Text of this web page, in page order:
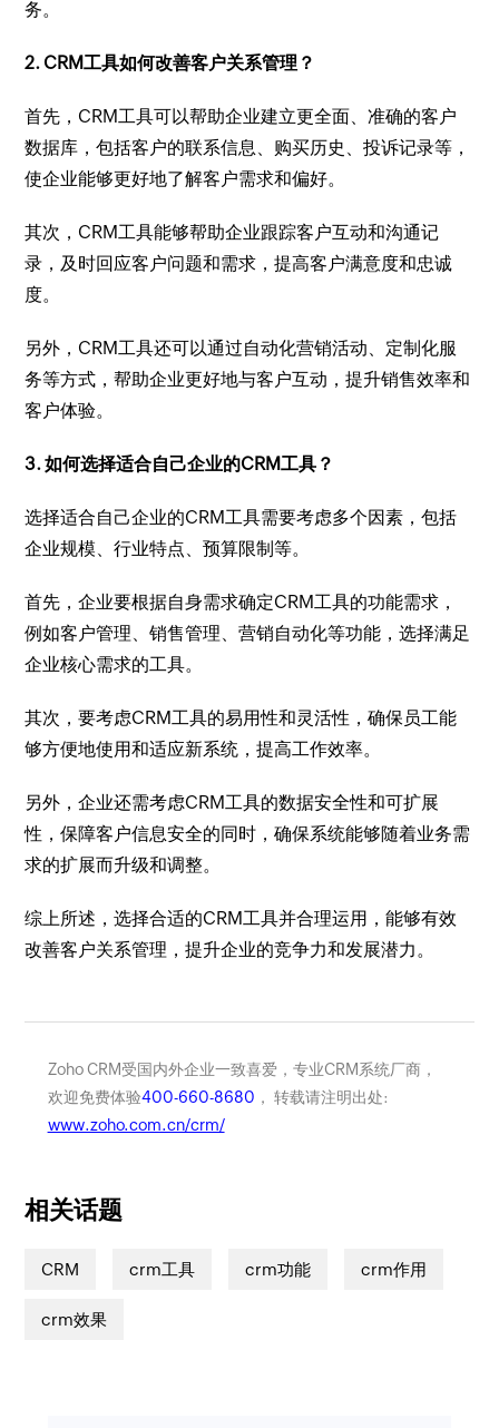
务。
2. CRM工具如何改善客户关系管理？
首先，CRM工具可以帮助企业建立更全面、准确的客户
数据库，包括客户的联系信息、购买历史、投诉记录等，
使企业能够更好地了解客户需求和偏好。
其次，CRM工具能够帮助企业跟踪客户互动和沟通记
录，及时回应客户问题和需求，提高客户满意度和忠诚
度。
另外，CRM工具还可以通过自动化营销活动、定制化服
务等方式，帮助企业更好地与客户互动，提升销售效率和
客户体验。
3. 如何选择适合自己企业的CRM工具？
选择适合自己企业的CRM工具需要考虑多个因素，包括
企业规模、行业特点、预算限制等。
首先，企业要根据自身需求确定CRM工具的功能需求，
例如客户管理、销售管理、营销自动化等功能，选择满足
企业核心需求的工具。
其次，要考虑CRM工具的易用性和灵活性，确保员工能
够方便地使用和适应新系统，提高工作效率。
另外，企业还需考虑CRM工具的数据安全性和可扩展
性，保障客户信息安全的同时，确保系统能够随着业务需
求的扩展而升级和调整。
综上所述，选择合适的CRM工具并合理运用，能够有效
改善客户关系管理，提升企业的竞争力和发展潜力。
Zoho CRM受国内外企业一致喜爱，专业CRM系统厂商，
欢迎免费体验400-660-8680 ， 转载请注明出处:
www.zoho.com.cn/crm/
相关话题
CRM crm工具 crm功能 crm作用
crm效果